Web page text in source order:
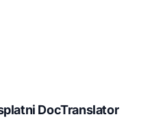
DocTranslator